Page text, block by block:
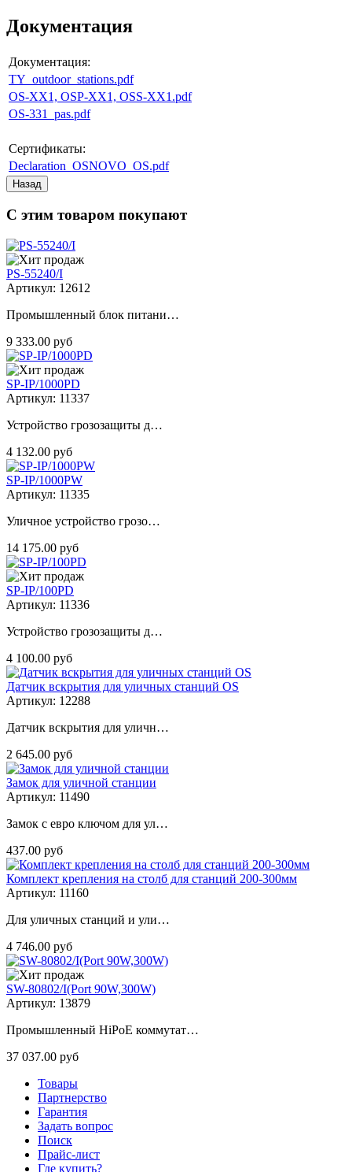
Документация
Документация:
TY_outdoor_stations.pdf
OS-XX1, OSP-XX1, OSS-XX1.pdf
OS-331_pas.pdf
Сертификаты:
Declaration_OSNOVO_OS.pdf
С этим товаром покупают
PS-55240/I
Артикул: 12612
Промышленный блок питани…
9 333.00 руб
SP-IP/1000PD
Артикул: 11337
Устройство грозозащиты д…
4 132.00 руб
SP-IP/1000PW
Артикул: 11335
Уличное устройство грозо…
14 175.00 руб
SP-IP/100PD
Артикул: 11336
Устройство грозозащиты д…
4 100.00 руб
Датчик вскрытия для уличных станций OS
Артикул: 12288
Датчик вскрытия для уличн…
2 645.00 руб
Замок для уличной станции
Артикул: 11490
Замок с евро ключом для ул…
437.00 руб
Комплект крепления на столб для станций 200-300мм
Артикул: 11160
Для уличных станций и ули…
4 746.00 руб
SW-80802/I(Port 90W,300W)
Артикул: 13879
Промышленный HiPoE коммутат…
37 037.00 руб
Товары
Партнерство
Гарантия
Задать вопрос
Поиск
Прайс-лист
Где купить?